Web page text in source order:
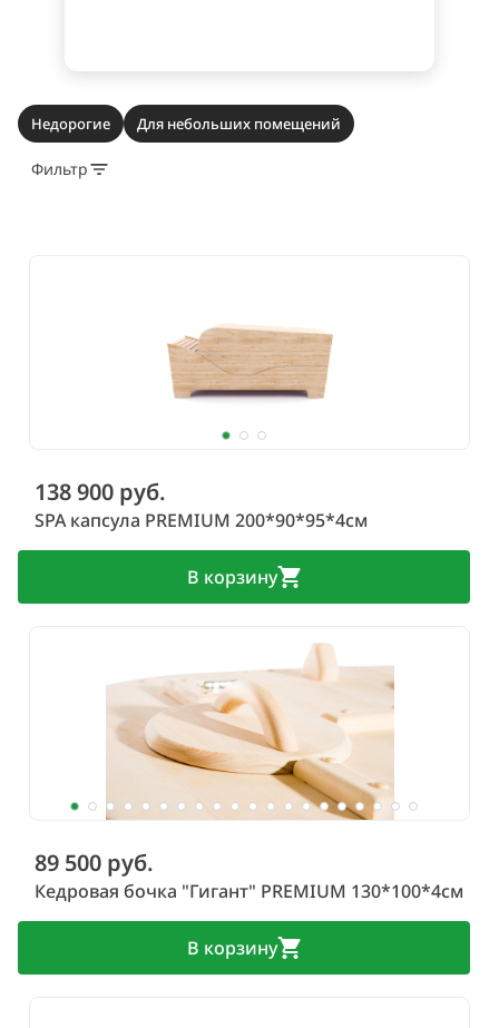
Недорогие Для небольших помещений
Фильтр
138 900 руб.
SPA капсула PREMIUM 200*90*95*4см
В корзину
89 500 руб.
Кедровая бочка "Гигант" PREMIUM 130*100*4см
В корзину